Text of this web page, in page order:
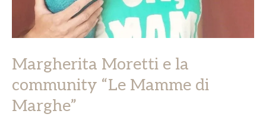
Margherita Moretti e la
community “Le Mamme di
Marghe”
Marghe”